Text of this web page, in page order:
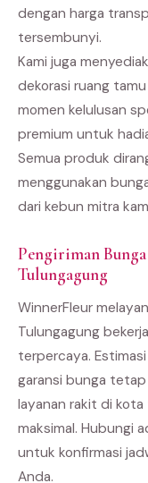
dengan harga
tersembunyi.
Kami juga
dekorasi ruang
momen kelulusan
premium untuk
Semua produk
menggunakan
dari kebun mitra
Pengiriman Bunga
Tulungagung
WinnerFleur
Tulungagung
terpercaya.
garansi bunga
layanan rakit di
maksimal. Hubungi
untuk konfirmasi
Anda.